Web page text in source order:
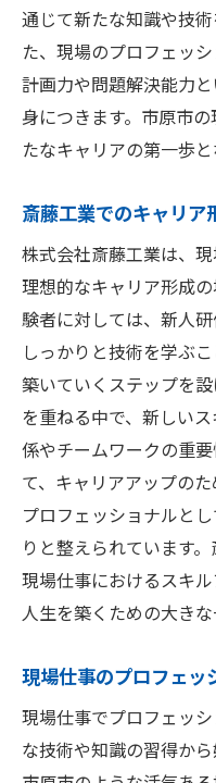
通じて新たな知識や技
た、現場のプロフェッ
計画力や問題解決能力
身につきます。市原市
たなキャリアの第一歩と
斎藤工業でのキャリア
株式会社斎藤工業は、
理想的なキャリア形成
験者に対しては、新人
しっかりと技術を学ぶ
築いていくステップを
を重ねる中で、新しい
係やチームワークの重
て、キャリアアップの
プロフェッショナルと
りと整えられています
現場仕事におけるスキ
人生を築くための大きな
現場仕事のプロフェッ
現場仕事でプロフェッ
な技術や知識の習得か